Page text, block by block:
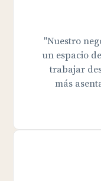
"Nuestro
un espacio
trabajar
más